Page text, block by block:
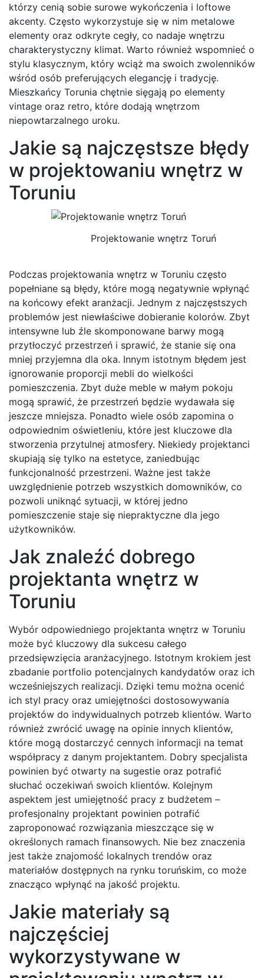
którzy cenią sobie surowe wykończenia i loftowe
akcenty. Często wykorzystuje się w nim metalowe
elementy oraz odkryte cegły, co nadaje wnętrzu
charakterystyczny klimat. Warto również wspomnieć o
stylu klasycznym, który wciąż ma swoich zwolenników
wśród osób preferujących elegancję i tradycję.
Mieszkańcy Torunia chętnie sięgają po elementy
vintage oraz retro, które dodają wnętrzom
niepowtarzalnego uroku.
Jakie są najczęstsze błędy
w projektowaniu wnętrz w
Toruniu
Projektowanie wnętrz Toruń
Podczas projektowania wnętrz w Toruniu często
popełniane są błędy, które mogą negatywnie wpłynąć
na końcowy efekt aranżacji. Jednym z najczęstszych
problemów jest niewłaściwe dobieranie kolorów. Zbyt
intensywne lub źle skomponowane barwy mogą
przytłoczyć przestrzeń i sprawić, że stanie się ona
mniej przyjemna dla oka. Innym istotnym błędem jest
ignorowanie proporcji mebli do wielkości
pomieszczenia. Zbyt duże meble w małym pokoju
mogą sprawić, że przestrzeń będzie wydawała się
jeszcze mniejsza. Ponadto wiele osób zapomina o
odpowiednim oświetleniu, które jest kluczowe dla
stworzenia przytulnej atmosfery. Niekiedy projektanci
skupiają się tylko na estetyce, zaniedbując
funkcjonalność przestrzeni. Ważne jest także
uwzględnienie potrzeb wszystkich domowników, co
pozwoli uniknąć sytuacji, w której jedno
pomieszczenie staje się niepraktyczne dla jego
użytkowników.
Jak znaleźć dobrego
projektanta wnętrz w
Toruniu
Wybór odpowiedniego projektanta wnętrz w Toruniu
może być kluczowy dla sukcesu całego
przedsięwzięcia aranżacyjnego. Istotnym krokiem jest
zbadanie portfolio potencjalnych kandydatów oraz ich
wcześniejszych realizacji. Dzięki temu można ocenić
ich styl pracy oraz umiejętności dostosowywania
projektów do indywidualnych potrzeb klientów. Warto
również zwrócić uwagę na opinie innych klientów,
które mogą dostarczyć cennych informacji na temat
współpracy z danym projektantem. Dobry specjalista
powinien być otwarty na sugestie oraz potrafić
słuchać oczekiwań swoich klientów. Kolejnym
aspektem jest umiejętność pracy z budżetem –
profesjonalny projektant powinien potrafić
zaproponować rozwiązania mieszczące się w
określonych ramach finansowych. Nie bez znaczenia
jest także znajomość lokalnych trendów oraz
materiałów dostępnych na rynku toruńskim, co może
znacząco wpłynąć na jakość projektu.
Jakie materiały są
najczęściej
wykorzystywane w